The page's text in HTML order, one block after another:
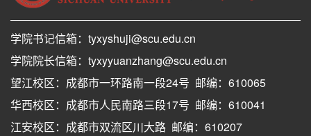
学院书记信箱：tyxyshuji@scu.edu.cn
学院院长信箱：tyxyyuanzhang@scu.edu.cn
望江校区：成都市一环路南一段24号 邮编：610065
华西校区：成都市人民南路三段17号 邮编：610041
江安校区：成都市双流区川大路 邮编：610207